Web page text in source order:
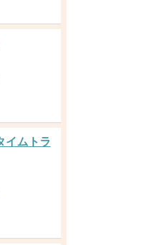
イムトラ